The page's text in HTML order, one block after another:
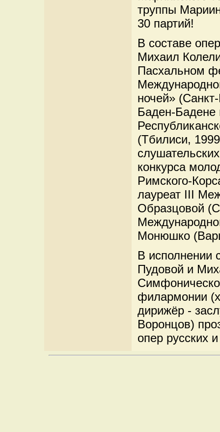
труппы
30 партий!
В составе
Михаил
Пасхальном
ночей»
Баден-Бадене
(Тбилиси,
конкурса
Римского-
лауреат III
Образцовой
Монюшко
В исполнении
Пудовой и
филармонии
дирижёр -
Воронцов)
опер русских